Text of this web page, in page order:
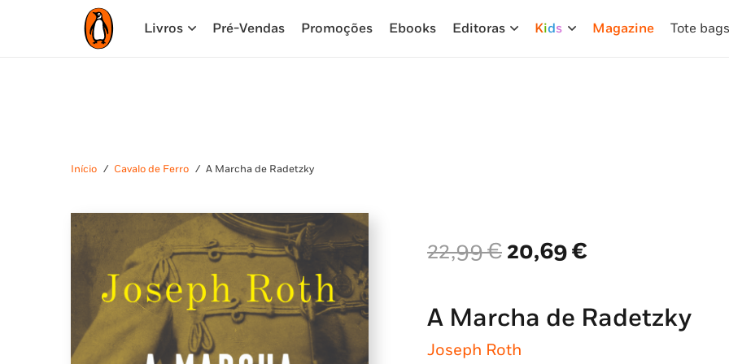
Livros Pré-Vendas Promoções Ebooks Editoras Kids Magazine Tote bags
Início / Cavalo de Ferro / A Marcha de Radetzky
22,99€ O
preço
era:
22,99 €.
20,69€
é:
20,69 €.
A Marcha de Radetzky
Joseph Roth